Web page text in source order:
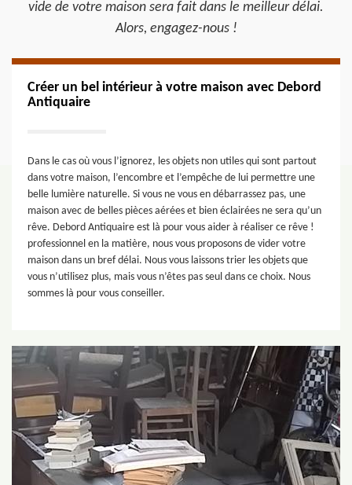
vide de votre maison sera fait dans le meilleur délai.
Alors, engagez-nous !
Créer un bel intérieur à votre maison avec Debord
Antiquaire
Dans le cas où vous l’ignorez, les objets non utiles qui sont partout
dans votre maison, l’encombre et l’empêche de lui permettre une
belle lumière naturelle. Si vous ne vous en débarrassez pas, une
maison avec de belles pièces aérées et bien éclairées ne sera qu’un
rêve. Debord Antiquaire est là pour vous aider à réaliser ce rêve !
professionnel en la matière, nous vous proposons de vider votre
maison dans un bref délai. Nous vous laissons trier les objets que
vous n’utilisez plus, mais vous n’êtes pas seul dans ce choix. Nous
sommes là pour vous conseiller.